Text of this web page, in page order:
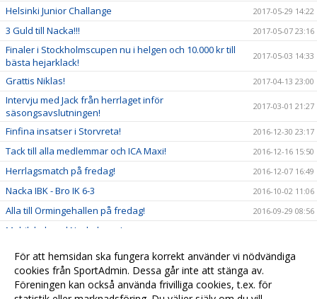
Helsinki Junior Challange 2017-05-29 14:22
3 Guld till Nacka!!! 2017-05-07 23:16
Finaler i Stockholmscupen nu i helgen och 10.000 kr till
bästa hejarklack!
2017-05-03 14:33
Grattis Niklas! 2017-04-13 23:00
Intervju med Jack från herrlaget inför
säsongsavslutningen!
2017-03-01 21:27
Finfina insatser i Storvreta! 2016-12-30 23:17
Tack till alla medlemmar och ICA Maxi! 2016-12-16 15:50
Herrlagsmatch på fredag! 2016-12-07 16:49
Nacka IBK - Bro IK 6-3 2016-10-02 11:06
Alla till Ormingehallen på fredag! 2016-09-29 08:56
Mobilskal med Nackalogga!
Se dam och herrlaget och bidra till framtiden! 2016-09-20 13:38
Kallelse till årsmöte 2016-09-16 17:45
Snart dags för ny hemsida! 2013-10-01 12:57
För att hemsidan ska fungera korrekt använder vi nödvändiga
cookies från SportAdmin. Dessa går inte att stänga av.
Föreningen kan också använda frivilliga cookies, t.ex. för